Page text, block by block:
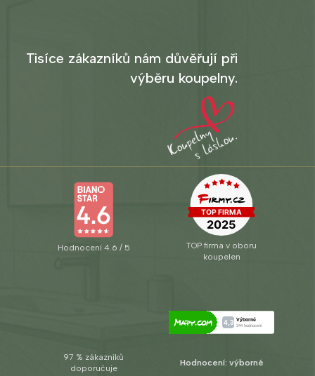
Tisíce zákazníků nám důvěřují při
výběru koupelny.
Hodnocení 4.6 / 5
TOP firma v oboru
koupelen
97 % zákazníků
doporučuje
Hodnocení: výborné